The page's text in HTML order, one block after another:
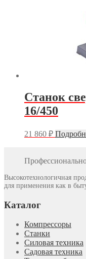
Станок
16/450
21 860 ₽
Высокотехнологичная
для применения как в
Каталог
Компрессоры
Станки
Силовая техника
Садовая техника